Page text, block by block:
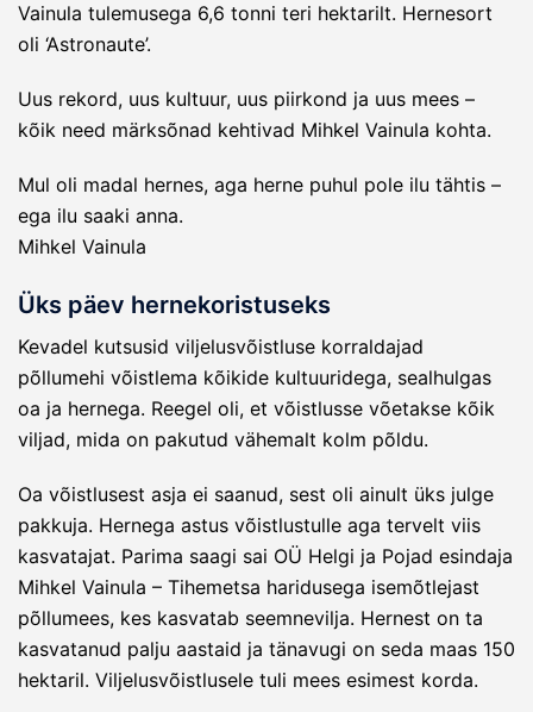
Vainula tulemusega 6,6 tonni teri hektarilt. Hernesort
oli ‘Astronaute’.
Uus rekord, uus kultuur, uus piirkond ja uus mees –
kõik need märksõnad kehtivad Mihkel Vainula kohta.
Mul oli madal hernes, aga herne puhul pole ilu tähtis –
ega ilu saaki anna.
Mihkel Vainula
Üks päev hernekoristuseks
Kevadel kutsusid viljelusvõistluse korraldajad
põllumehi võistlema kõikide kultuuridega, sealhulgas
oa ja hernega. Reegel oli, et võistlusse võetakse kõik
viljad, mida on pakutud vähemalt kolm põldu.
Oa võistlusest asja ei saanud, sest oli ainult üks julge
pakkuja. Hernega astus võistlustulle aga tervelt viis
kasvatajat. Parima saagi sai OÜ Helgi ja Pojad esindaja
Mihkel Vainula – Tihemetsa haridusega isemõtlejast
põllumees, kes kasvatab seemnevilja. Hernest on ta
kasvatanud palju aastaid ja tänavugi on seda maas 150
hektaril. Viljelusvõistlusele tuli mees esimest korda.